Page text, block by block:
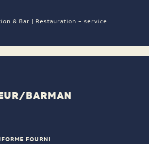
& Bar | Restauration – service
BARMAN
FOURNI